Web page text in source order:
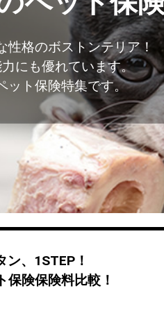
格のボストンテリア！
にも優れています。
ット保険特集です。
ン、1STEP！
保険保険料比較！